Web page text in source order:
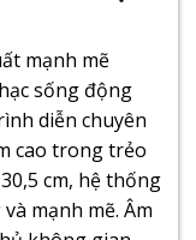
mạnh mẽ
sống động
diễn chuyên
cao trong trẻo
cm, hệ thống
mạnh mẽ. Âm